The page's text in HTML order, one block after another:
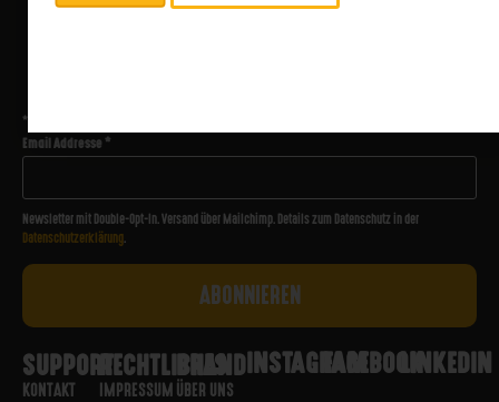
*
Email Addresse*
Newsletter mit Double-Opt-In. Versand über Mailchimp. Details zum Datenschutz in der
Datenschutzerklärung.
SUPPORT
KONTAKT
RECHTLICHES
IMPRESSUM
BRAND
ÜBER UNS
INSTAGRAMFACEBOOKLINKEDIN